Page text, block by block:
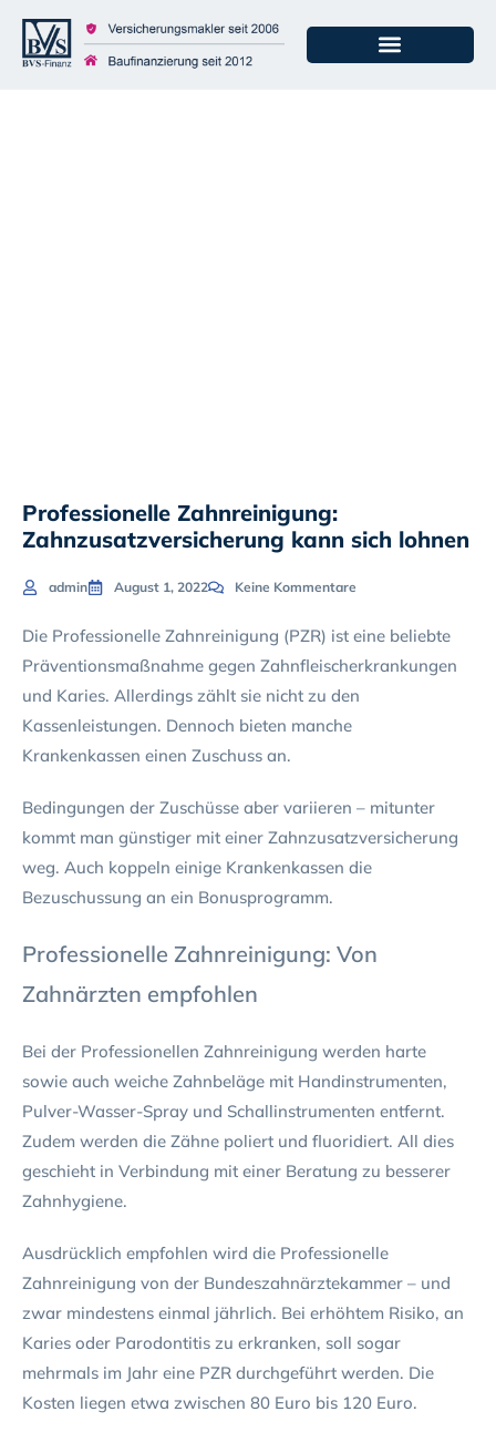
Professionelle Zahnreinigung:
Zahnzusatzversicherung kann sich lohnen
admin August 1, 2022 Keine Kommentare
Die Professionelle Zahnreinigung (PZR) ist eine beliebte
Präventionsmaßnahme gegen Zahnfleischerkrankungen
und Karies. Allerdings zählt sie nicht zu den
Kassenleistungen. Dennoch bieten manche
Krankenkassen einen Zuschuss an.
Bedingungen der Zuschüsse aber variieren – mitunter
kommt man günstiger mit einer Zahnzusatzversicherung
weg. Auch koppeln einige Krankenkassen die
Bezuschussung an ein Bonusprogramm.
Professionelle Zahnreinigung: Von
Zahnärzten empfohlen
Bei der Professionellen Zahnreinigung werden harte
sowie auch weiche Zahnbeläge mit Handinstrumenten,
Pulver-Wasser-Spray und Schallinstrumenten entfernt.
Zudem werden die Zähne poliert und fluoridiert. All dies
geschieht in Verbindung mit einer Beratung zu besserer
Zahnhygiene.
Ausdrücklich empfohlen wird die Professionelle
Zahnreinigung von der Bundeszahnärztekammer – und
zwar mindestens einmal jährlich. Bei erhöhtem Risiko, an
Karies oder Parodontitis zu erkranken, soll sogar
mehrmals im Jahr eine PZR durchgeführt werden. Die
Kosten liegen etwa zwischen 80 Euro bis 120 Euro.